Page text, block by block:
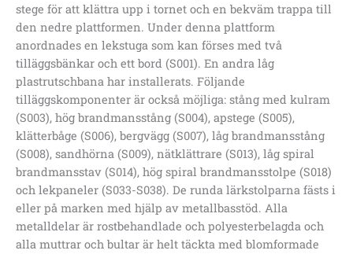
stege för att klättra upp i tornet och en bekväm trappa till
den nedre plattformen. Under denna plattform
anordnades en lekstuga som kan förses med två
tilläggsbänkar och ett bord (S001). En andra låg
plastrutschbana har installerats. Följande
tilläggskomponenter är också möjliga: stång med kulram
(S003), hög brandmansstång (S004), apstege (S005),
klätterbåge (S006), bergvägg (S007), låg brandmansstång
(S008), sandhörna (S009), nätklättrare (S013), låg spiral
brandmansstav (S014), hög spiral brandmansstolpe (S018)
och lekpaneler (S033-S038). De runda lärkstolparna fästs i
eller på marken med hjälp av metallbasstöd. Alla
metalldelar är rostbehandlade och polyesterbelagda och
alla muttrar och bultar är helt täckta med blomformade